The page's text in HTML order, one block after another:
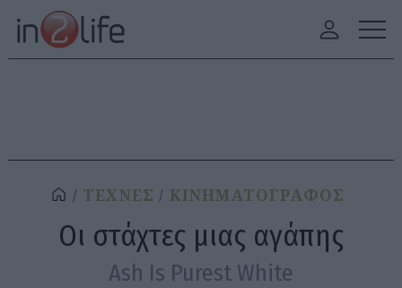
ΤΕΧΝΕΣ ΚΙΝΗΜΑΤΟΓΡΑΦΟΣ
Οι στάχτες μιας αγάπης
Ash Is Purest White